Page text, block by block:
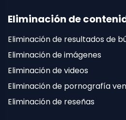
Eliminación de
Eliminación de resultados de
Eliminación de imágenes
Eliminación de videos
Eliminación de pornografía
Eliminación de reseñas